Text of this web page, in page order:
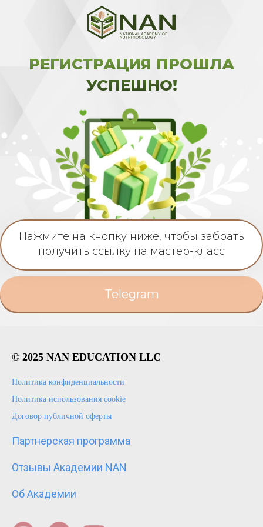
РЕГИСТРАЦИЯ ПРОШЛА
УСПЕШНО!
Нажмите на кнопку ниже, чтобы забрать
получить ссылку на мастер-класс
Telegram
© 2025 NAN EDUCATION LLC
Политика конфиденциальности
Политика использования cookie
Договор публичной оферты
Партнерская программа
Отзывы Академии NAN
Об Академии